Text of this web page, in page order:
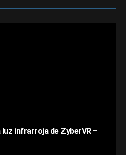
infrarroja de ZyberVR –